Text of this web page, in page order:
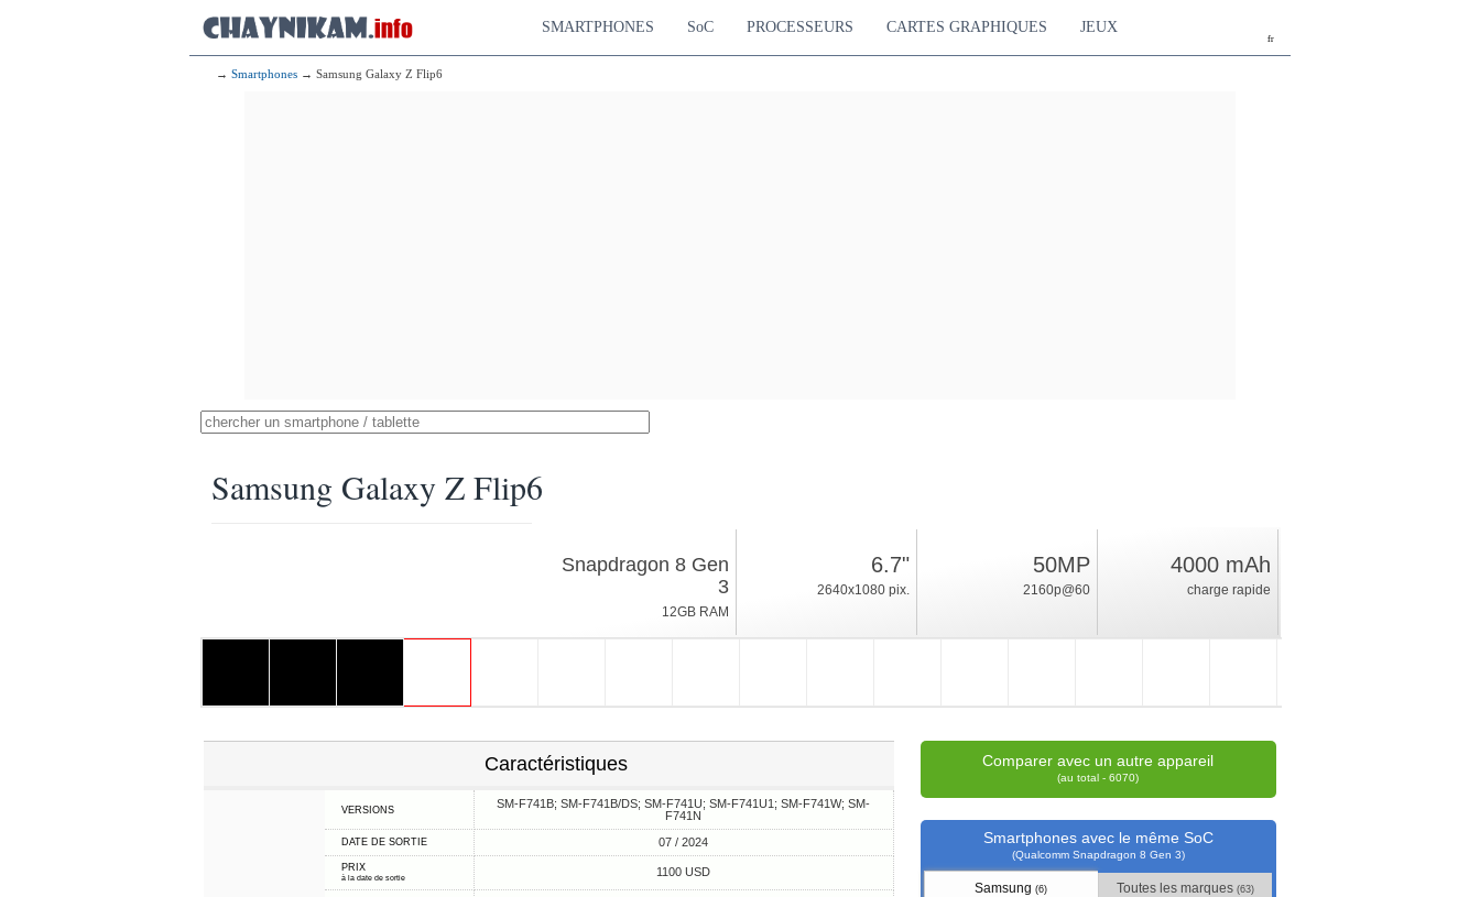
fr
SMARTPHONES SoC PROCESSEURS CARTES GRAPHIQUES JEUX
→ Smartphones → Samsung Galaxy Z Flip6
Samsung Galaxy Z Flip6
187g, épaisseur 6.9mm
63.2%
Snapdragon 8 Gen
3
12GB RAM
6.7"
2640x1080 pix.
50MP
2160p@60
4000 mAh
charge rapide
Caractéristiques
VERSIONS
SM-F741B; SM-F741B/DS; SM-F741U; SM-F741U1; SM-F741W; SM-
F741N
DATE DE SORTIE 07 / 2024
PRIX
à la date de sortie 1100 USD
Comparer avec un autre appareil
(au total - 6070)
Smartphones avec le même SoC
(Qualcomm Snapdragon 8 Gen 3)
Samsung(6) Toutes les marques (63)